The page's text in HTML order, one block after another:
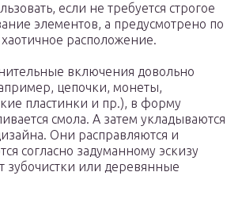
если не требуется строгое
элементов, а предусмотрено по
расположение.
включения довольно
цепочки, монеты,
пластинки и пр.), в форму
смола. А затем укладываются
Они расправляются и
согласно задуманному эскизу
зубочистки или деревянные